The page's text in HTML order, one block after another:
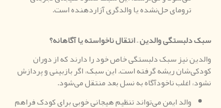
ترومای حل‌نشده یا والدگری آزاردهنده است.
سبک دلبستگی والدین–انتقال ناخواسته یا آگاهانه؟
والدین نیز سبک دلبستگی خاص خود را دارند که از دوران
کودکی‌شان ریشه گرفته است. این سبک، اگر بازبینی و پردازش
نشود، اغلب ناخودآگاه به نسل بعد منتقل می‌شود.
والد ایمن می‌تواند تنظیم هیجانی خوبی برای کودک فراهم